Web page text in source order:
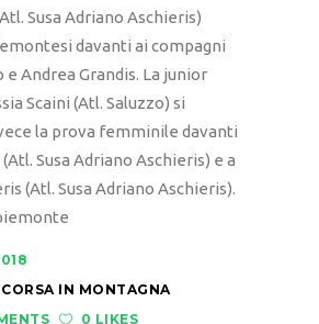
Susa Adriano Aschieris)
davanti ai compagni
e Andrea Grandis. La junior
Scaini (Atl. Saluzzo) si
la prova femminile davanti
Susa Adriano Aschieris) e a
(Atl. Susa Adriano Aschieris).
CORSA IN MONTAGNA
0 LIKES